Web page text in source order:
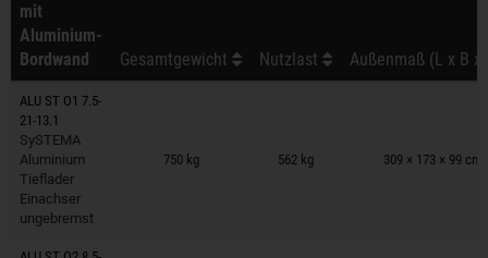
mit
Aluminium-
Bordwand
Gesamtgewicht Nutzlast Außenmaß (L x B x
ALU ST O1 7.5-
21-13.1
SySTEMA
Aluminium
Tieflader
Einachser
ungebremst
750 kg 562 kg 309 × 173 × 99 cm
Anhänger auf Merkzettel